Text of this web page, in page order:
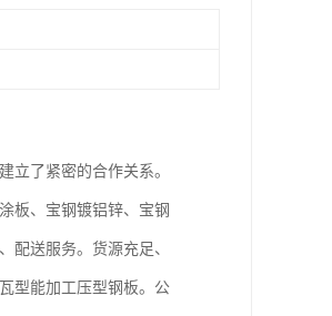
立了紧密的合作关系。
板、宝钢镀铝锌、宝钢
配送服务。货源充足、
型能加工压型钢板。公